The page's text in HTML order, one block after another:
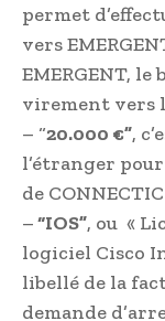
permet
vers
EMERGENT, le
virement vers
– “20.000 €”,
l’étranger
de
–“IOS”, ou «
logiciel Cisco
libellé de la
demande